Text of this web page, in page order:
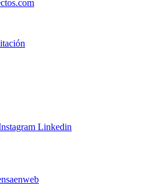
Linkedin